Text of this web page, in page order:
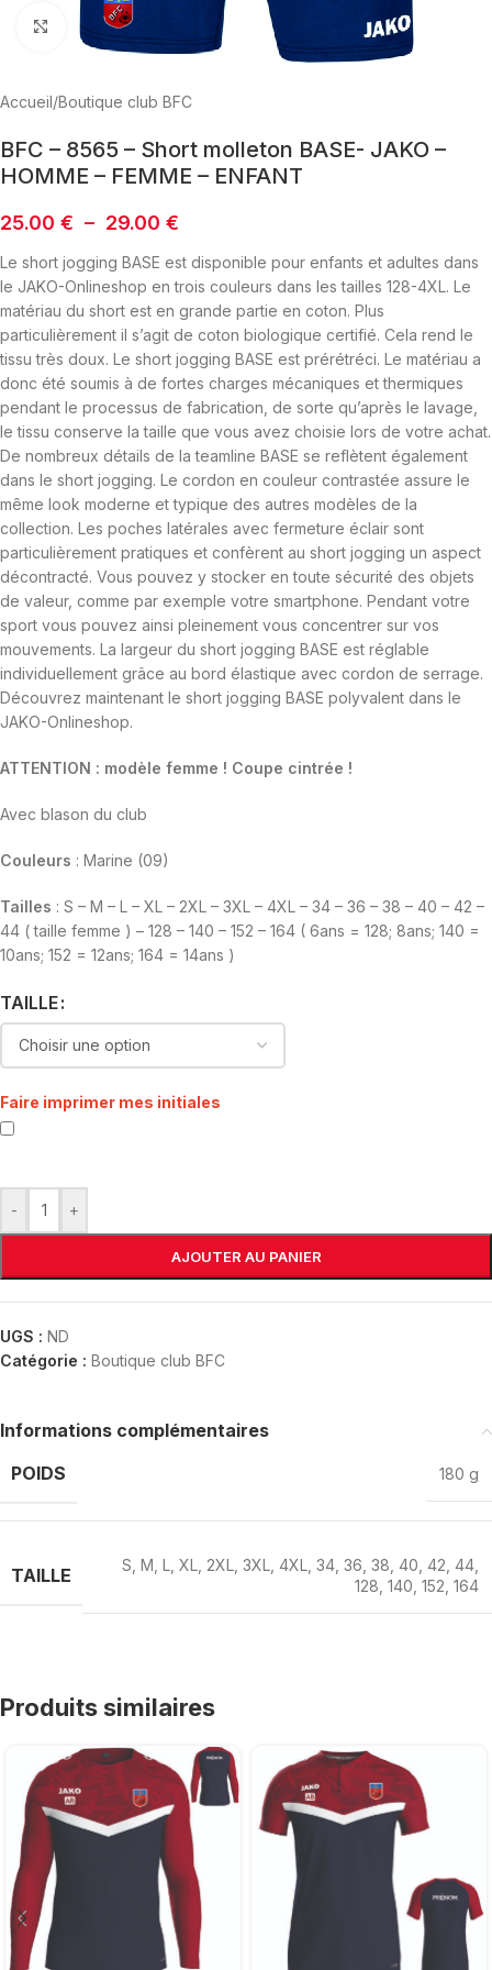
Click to enlarge
Accueil/Boutique club BFC
BFC – 8565 – Short molleton BASE- JAKO –
HOMME – FEMME – ENFANT
25.00 € – 29.00 €
Le short jogging BASE est disponible pour enfants et adultes dans
le JAKO-Onlineshop en trois couleurs dans les tailles 128-4XL. Le
matériau du short est en grande partie en coton. Plus
particulièrement il s’agit de coton biologique certifié. Cela rend le
tissu très doux. Le short jogging BASE est prérétréci. Le matériau a
donc été soumis à de fortes charges mécaniques et thermiques
pendant le processus de fabrication, de sorte qu’après le lavage,
le tissu conserve la taille que vous avez choisie lors de votre achat.
De nombreux détails de la teamline BASE se reflètent également
dans le short jogging. Le cordon en couleur contrastée assure le
même look moderne et typique des autres modèles de la
collection. Les poches latérales avec fermeture éclair sont
particulièrement pratiques et confèrent au short jogging un aspect
décontracté. Vous pouvez y stocker en toute sécurité des objets
de valeur, comme par exemple votre smartphone. Pendant votre
sport vous pouvez ainsi pleinement vous concentrer sur vos
mouvements. La largeur du short jogging BASE est réglable
individuellement grâce au bord élastique avec cordon de serrage.
Découvrez maintenant le short jogging BASE polyvalent dans le
JAKO-Onlineshop.
ATTENTION : modèle femme ! Coupe cintrée !
Avec blason du club
Couleurs : Marine (09)
Tailles : S – M – L – XL – 2XL – 3XL – 4XL – 34 – 36 – 38 – 40 – 42 –
44 ( taille femme ) – 128 – 140 – 152 – 164 ( 6ans = 128; 8ans; 140 =
10ans; 152 = 12ans; 164 = 14ans )
TAILLE
Faire imprimer mes initiales
- +
AJOUTER AU PANIER
UGS : ND
Catégorie : Boutique club BFC
Informations complémentaires
POIDS
180 g
TAILLE S M L XL 2XL 3XL 4XL 34 36 38 40 42 44
128 140 152 164
Produits similaires